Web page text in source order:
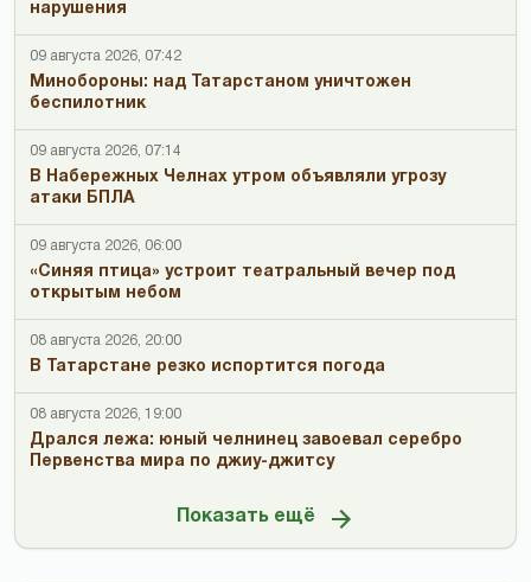
нарушения
09 августа 2026, 07:42
Минобороны: над Татарстаном уничтожен
беспилотник
09 августа 2026, 07:14
В Набережных Челнах утром объявляли угрозу
атаки БПЛА
09 августа 2026, 06:00
«Синяя птица» устроит театральный вечер под
открытым небом
08 августа 2026, 20:00
В Татарстане резко испортится погода
08 августа 2026, 19:00
Дрался лежа: юный челнинец завоевал серебро
Первенства мира по джиу-джитсу
Показать ещё